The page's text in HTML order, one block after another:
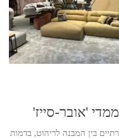
'אובר-סייז'
בין המבנה לריהוט, בדמות